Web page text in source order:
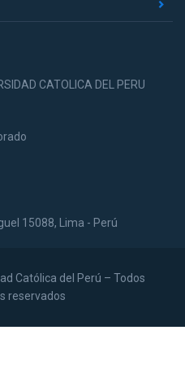
CATOLICA DEL PERU
15088, Lima - Perú
Católica del Perú – Todos
reservados